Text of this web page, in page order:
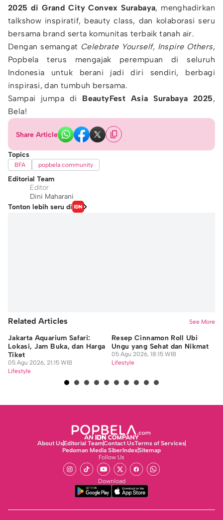
2025 di Grand City Convex Surabaya, menghadirkan
talkshow inspiratif, beauty class, dan kolaborasi seru
bersama brand serta komunitas terbaik tanah air.
Dengan semangat Celebrate Yourself, Inspire Others,
Popbela terus mengajak perempuan di seluruh
Indonesia untuk berani jadi diri sendiri, berbagi
inspirasi, dan tumbuh bersama.
Sampai jumpa di BeautyFest Asia Surabaya 2025,
Bela!
Share Article
Topics
BFA popbela community
Editorial Team
Editor
Dini Maharani
Tonton lebih seru di
Related Articles See More
Jakarta Aquarium Safari:
Lokasi, Jam Buka, dan Harga
Tiket
05 Agu 2026, 21:15 WIB
Lifestyle
Resep Cinnamon Roll Ubi
Ungu yang Sehat dan Nikmat
05 Agu 2026, 18:15 WIB
Lifestyle
About UsEditorial TeamContact UsTerms of Services
Pedoman Media SiberIndexSitemap
Follow Us
Download